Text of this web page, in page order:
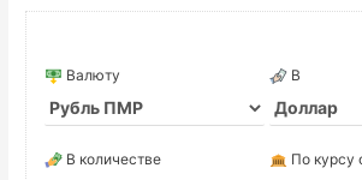
Валюту В
В количестве По курсу